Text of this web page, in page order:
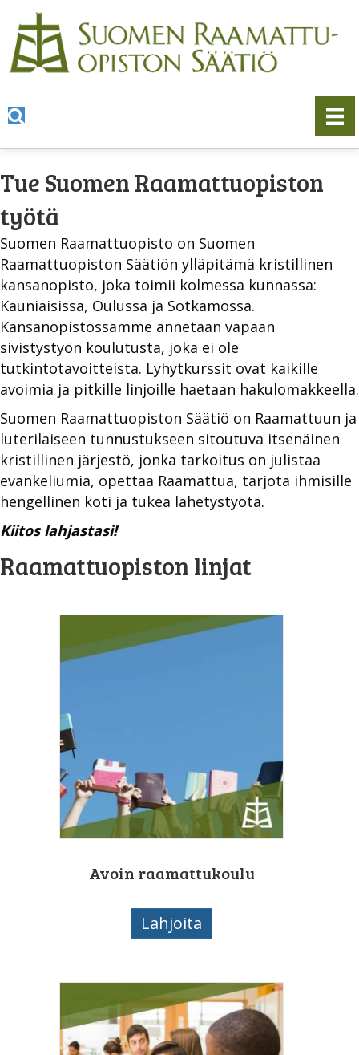
Tue Suomen Raamattuopiston
työtä
Suomen Raamattuopisto on Suomen
Raamattuopiston Säätiön ylläpitämä kristillinen
kansanopisto, joka toimii kolmessa kunnassa:
Kauniaisissa, Oulussa ja Sotkamossa.
Kansanopistossamme annetaan vapaan
sivistystyön koulutusta, joka ei ole
tutkintotavoitteista. Lyhytkurssit ovat kaikille
avoimia ja pitkille linjoille haetaan hakulomakkeella.
Suomen Raamattuopiston Säätiö on Raamattuun ja
luterilaiseen tunnustukseen sitoutuva itsenäinen
kristillinen järjestö, jonka tarkoitus on julistaa
evankeliumia, opettaa Raamattua, tarjota ihmisille
hengellinen koti ja tukea lähetystyötä.
Kiitos lahjastasi!
Raamattuopiston linjat
Avoin raamattukoulu
Lahjoita